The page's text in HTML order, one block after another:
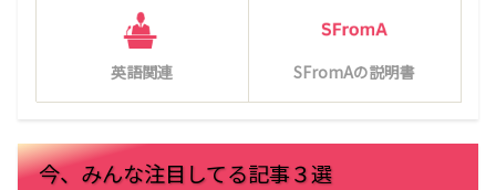
英語関連 SFromAの説明書
今、みんな注目してる記事３選